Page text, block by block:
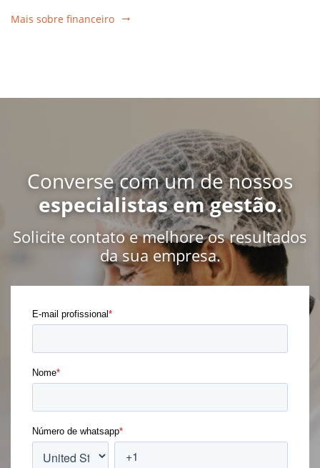
Mais sobre financeiro
Converse com um de nossos
especialistas em gestão.
Solicite contato e melhore os resultados
da sua empresa.